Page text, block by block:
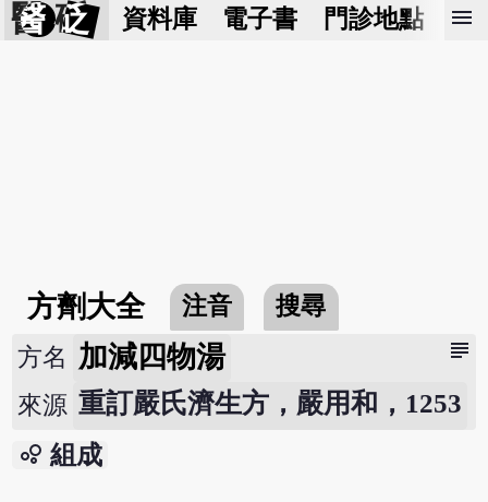
醫 砭 資料庫 電子書 門診地點 預
menu
方劑大全 注音 搜尋
subject
方名 加減四物湯
來源 重訂嚴氏濟生方，嚴用和，1253
bubble_chart 組成